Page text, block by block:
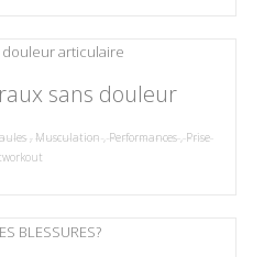
sans douleur
, Musculation,Performances,Prise